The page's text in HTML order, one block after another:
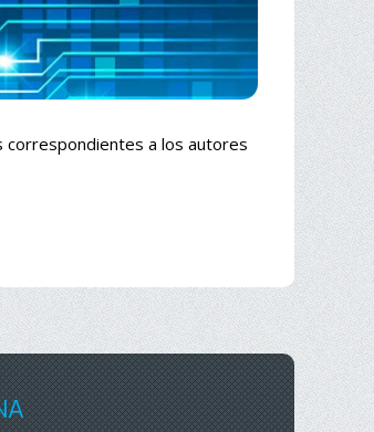
correspondientes a los autores